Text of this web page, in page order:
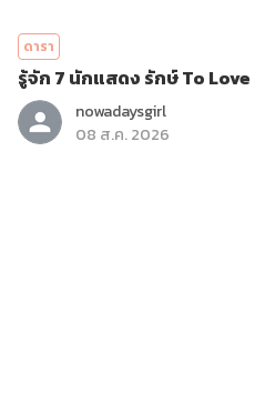
ดารา
รู้จัก 7 นักแสดง รักษ์ To
nowadaysgirl
08 ส.ค. 2026